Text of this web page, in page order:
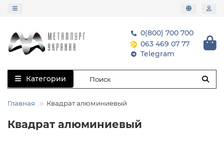
0(800) 700 700
063 469 07 77
Telegram
Категории
Главная Квадрат алюминиевый
Квадрат алюминиевый